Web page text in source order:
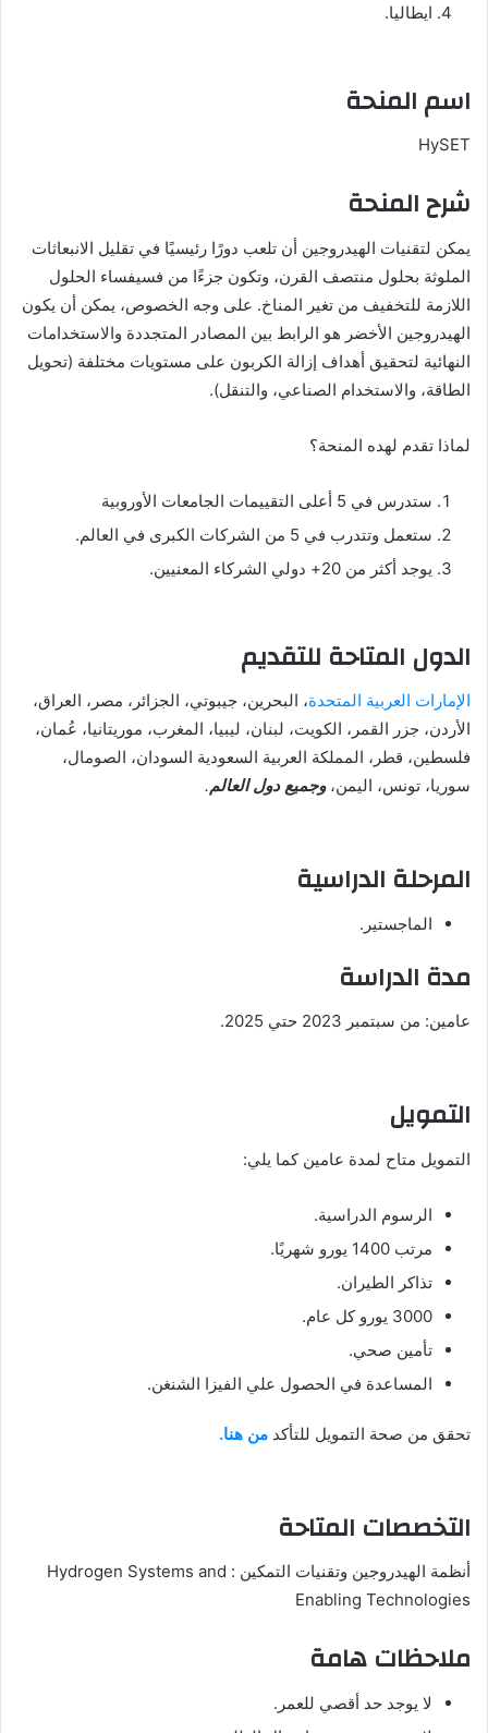
ايطاليا.
اسم المنحة
HySET
شرح المنحة
يمكن لتقنيات الهيدروجين أن تلعب دورًا رئيسيًا في تقليل الانبعاثات
الملوثة بحلول منتصف القرن، وتكون جزءًا من فسيفساء الحلول
اللازمة للتخفيف من تغير المناخ. على وجه الخصوص، يمكن أن يكون
الهيدروجين الأخضر هو الرابط بين المصادر المتجددة والاستخدامات
النهائية لتحقيق أهداف إزالة الكربون على مستويات مختلفة (تحويل
الطاقة، والاستخدام الصناعي، والتنقل).
لماذا تقدم لهده المنحة؟
ستدرس في 5 أعلى التقييمات الجامعات الأوروبية
ستعمل وتتدرب في 5 من الشركات الكبرى في العالم.
يوجد أكثر من 20+ دولي الشركاء المعنيين.
الدول المتاحة للتقديم
الإمارات العربية المتحدة، البحرين، جيبوتي، الجزائر، مصر، العراق،
الأردن، جزر القمر، الكويت، لبنان، ليبيا، المغرب، موريتانيا، عُمان،
فلسطين، قطر، المملكة العربية السعودية السودان، الصومال،
سوريا، تونس، اليمن،وجميع دول العالم.
المرحلة الدراسية
الماجستير.
مدة الدراسة
عامين: من سبتمبر 2023 حتي 2025.
التمويل
التمويل متاح لمدة عامين كما يلي:
الرسوم الدراسية.
مرتب 1400 يورو شهريًا.
تذاكر الطيران.
3000 يورو كل عام.
تأمين صحي.
المساعدة في الحصول علي الفيزا الشنغن.
تحقق من صحة التمويل للتأكد من هنا.
التخصصات المتاحة
أنظمة الهيدروجين وتقنيات التمكين : Hydrogen Systems and
Enabling Technologies
ملاحظات هامة
لا يوجد حد أقصي للعمر.